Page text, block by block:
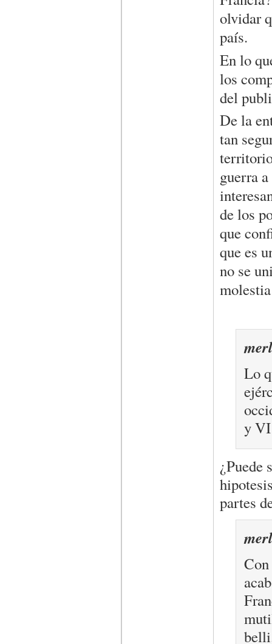
olvidar
país.
En lo
los
del
De la
tan
guerra
de los
que
que es
no se
Lo
y VI
¿Puede
partes